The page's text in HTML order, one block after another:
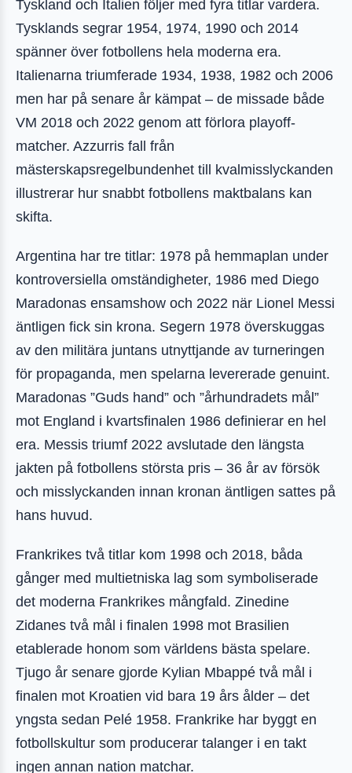
Tyskland och Italien följer med fyra titlar vardera.
Tysklands segrar 1954, 1974, 1990 och 2014
spänner över fotbollens hela moderna era.
Italienarna triumferade 1934, 1938, 1982 och 2006
men har på senare år kämpat – de missade både
VM 2018 och 2022 genom att förlora playoff-
matcher. Azzurris fall från
mästerskapsregelbundenhet till kvalmisslyckanden
illustrerar hur snabbt fotbollens maktbalans kan
skifta.
Argentina har tre titlar: 1978 på hemmaplan under
kontroversiella omständigheter, 1986 med Diego
Maradonas ensamshow och 2022 när Lionel Messi
äntligen fick sin krona. Segern 1978 överskuggas
av den militära juntans utnyttjande av turneringen
för propaganda, men spelarna levererade genuint.
Maradonas ”Guds hand” och ”århundradets mål”
mot England i kvartsfinalen 1986 definierar en hel
era. Messis triumf 2022 avslutade den längsta
jakten på fotbollens största pris – 36 år av försök
och misslyckanden innan kronan äntligen sattes på
hans huvud.
Frankrikes två titlar kom 1998 och 2018, båda
gånger med multietniska lag som symboliserade
det moderna Frankrikes mångfald. Zinedine
Zidanes två mål i finalen 1998 mot Brasilien
etablerade honom som världens bästa spelare.
Tjugo år senare gjorde Kylian Mbappé två mål i
finalen mot Kroatien vid bara 19 års ålder – det
yngsta sedan Pelé 1958. Frankrike har byggt en
fotbollskultur som producerar talanger i en takt
ingen annan nation matchar.